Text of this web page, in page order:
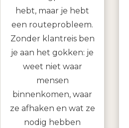
hebt, maar je hebt
een routeprobleem.
Zonder klantreis ben
je aan het gokken: je
weet niet waar
mensen
binnenkomen, waar
ze afhaken en wat ze
nodig hebben